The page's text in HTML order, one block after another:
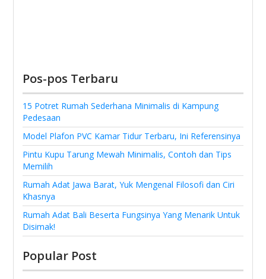
Pos-pos Terbaru
15 Potret Rumah Sederhana Minimalis di Kampung
Pedesaan
Model Plafon PVC Kamar Tidur Terbaru, Ini Referensinya
Pintu Kupu Tarung Mewah Minimalis, Contoh dan Tips
Memilih
Rumah Adat Jawa Barat, Yuk Mengenal Filosofi dan Ciri
Khasnya
Rumah Adat Bali Beserta Fungsinya Yang Menarik Untuk
Disimak!
Popular Post